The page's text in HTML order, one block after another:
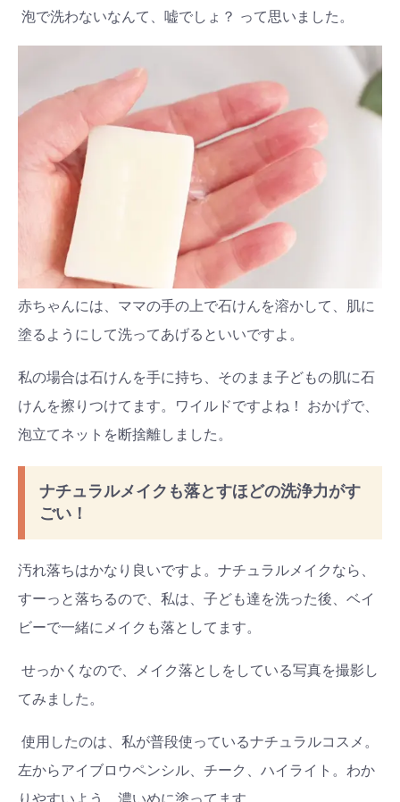
泡で洗わないなんて、嘘でしょ？ って思いました。
赤ちゃんには、ママの手の上で石けんを溶かして、肌に
塗るようにして洗ってあげるといいですよ。
私の場合は石けんを手に持ち、そのまま子どもの肌に石
けんを擦りつけてます。ワイルドですよね！ おかげで、
泡立てネットを断捨離しました。
ナチュラルメイクも落とすほどの洗浄力がす
ごい！
汚れ落ちはかなり良いですよ。ナチュラルメイクなら、
すーっと落ちるので、私は、子ども達を洗った後、ベイ
ビーで一緒にメイクも落としてます。
せっかくなので、メイク落としをしている写真を撮影し
てみました。
使用したのは、私が普段使っているナチュラルコスメ。
左からアイブロウペンシル、チーク、ハイライト。わか
りやすいよう、濃いめに塗ってます。
検索
#プレゼント #教育 #0歳
プレゼント&
キャンペーン